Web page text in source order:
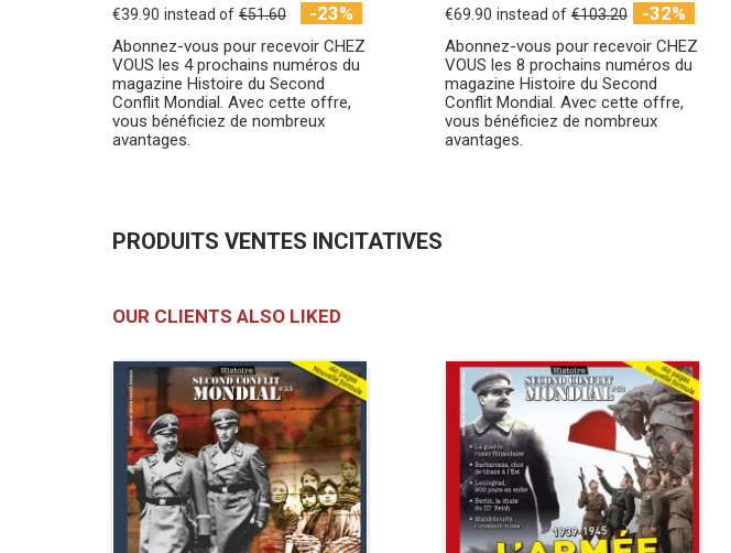
€39.90 instead of €51.60 -23%
Abonnez-vous pour recevoir CHEZ
VOUS les 4 prochains numéros du
magazine Histoire du Second
Conflit Mondial. Avec cette offre,
vous bénéficiez de nombreux
avantages.
€69.90 instead of €103.20 -32%
Abonnez-vous pour recevoir CHEZ
VOUS les 8 prochains numéros du
magazine Histoire du Second
Conflit Mondial. Avec cette offre,
vous bénéficiez de nombreux
avantages.
PRODUITS VENTES INCITATIVES
OUR CLIENTS ALSO LIKED